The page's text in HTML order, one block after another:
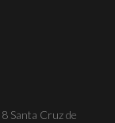
Santa Cruz de